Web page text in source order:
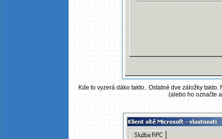
Kde to vyzerá dáko takto.. Ostatné dve záložky
(alebo ho označte